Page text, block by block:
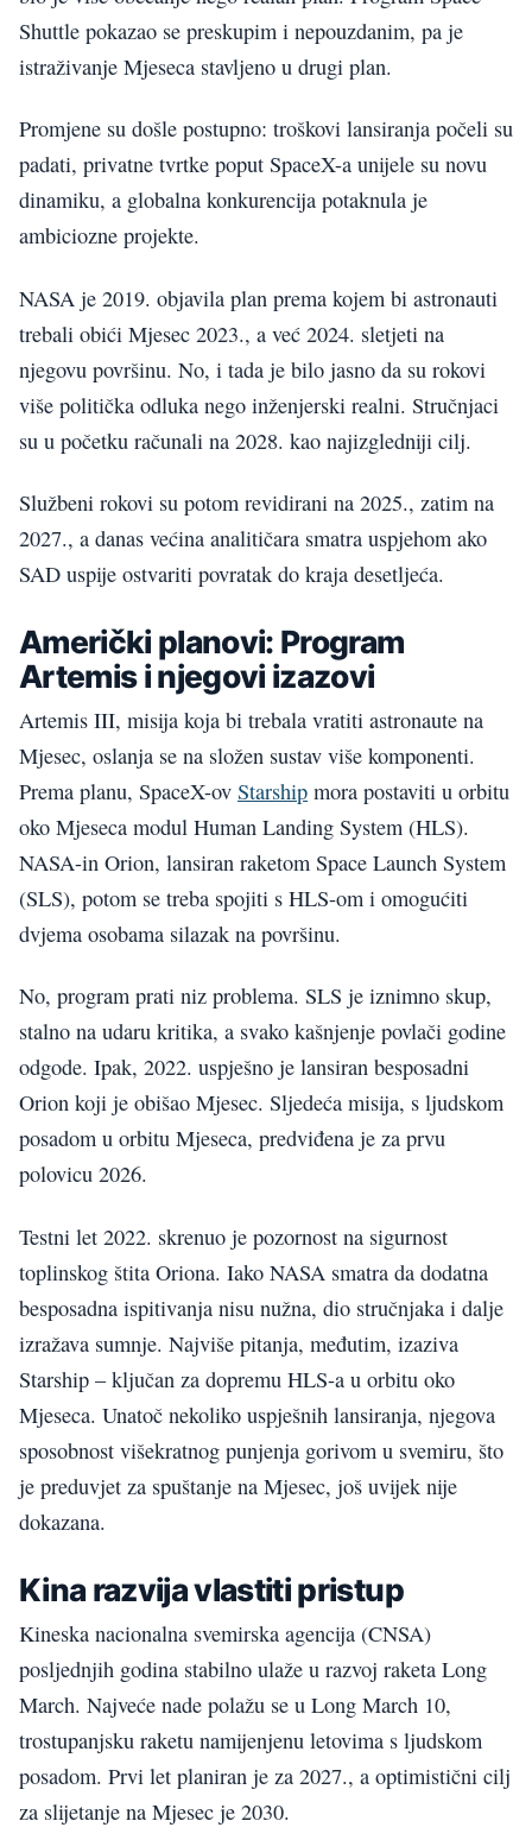
Shuttle pokazao se preskupim i nepouzdanim, pa je
istraživanje Mjeseca stavljeno u drugi plan.
Promjene su došle postupno: troškovi lansiranja počeli su
padati, privatne tvrtke poput SpaceX-a unijele su novu
dinamiku, a globalna konkurencija potaknula je
ambiciozne projekte.
NASA je 2019. objavila plan prema kojem bi astronauti
trebali obići Mjesec 2023., a već 2024. sletjeti na
njegovu površinu. No, i tada je bilo jasno da su rokovi
više politička odluka nego inženjerski realni. Stručnjaci
su u početku računali na 2028. kao najizgledniji cilj.
Službeni rokovi su potom revidirani na 2025., zatim na
2027., a danas većina analitičara smatra uspjehom ako
SAD uspije ostvariti povratak do kraja desetljeća.
Američki planovi: Program
Artemis i njegovi izazovi
Artemis III, misija koja bi trebala vratiti astronaute na
Mjesec, oslanja se na složen sustav više komponenti.
Prema planu, SpaceX-ov Starship mora postaviti u orbitu
oko Mjeseca modul Human Landing System (HLS).
NASA-in Orion, lansiran raketom Space Launch System
(SLS), potom se treba spojiti s HLS-om i omogućiti
dvjema osobama silazak na površinu.
No, program prati niz problema. SLS je iznimno skup,
stalno na udaru kritika, a svako kašnjenje povlači godine
odgode. Ipak, 2022. uspješno je lansiran besposadni
Orion koji je obišao Mjesec. Sljedeća misija, s ljudskom
posadom u orbitu Mjeseca, predviđena je za prvu
polovicu 2026.
Testni let 2022. skrenuo je pozornost na sigurnost
toplinskog štita Oriona. Iako NASA smatra da dodatna
besposadna ispitivanja nisu nužna, dio stručnjaka i dalje
izražava sumnje. Najviše pitanja, međutim, izaziva
Starship – ključan za dopremu HLS-a u orbitu oko
Mjeseca. Unatoč nekoliko uspješnih lansiranja, njegova
sposobnost višekratnog punjenja gorivom u svemiru, što
je preduvjet za spuštanje na Mjesec, još uvijek nije
dokazana.
Kina razvija vlastiti pristup
Kineska nacionalna svemirska agencija (CNSA)
posljednjih godina stabilno ulaže u razvoj raketa Long
March. Najveće nade polažu se u Long March 10,
trostupanjsku raketu namijenjenu letovima s ljudskom
posadom. Prvi let planiran je za 2027., a optimistični cilj
za slijetanje na Mjesec je 2030.